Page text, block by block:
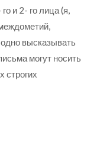
и 2- го лица (я,
высказывать
могут носить
строгих